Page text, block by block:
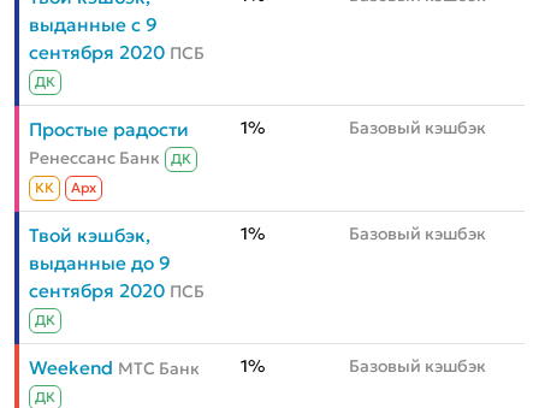
выданные с 9
сентября 2020 ПСБ
ДК
Простые радости
Ренессанс Банк
ДК
КК
Aрх
1% Базовый кэшбэк
Твой кэшбэк,
выданные до 9
сентября 2020 ПСБ
ДК
1% Базовый кэшбэк
Weekend МТС Банк
ДК
1% Базовый кэшбэк